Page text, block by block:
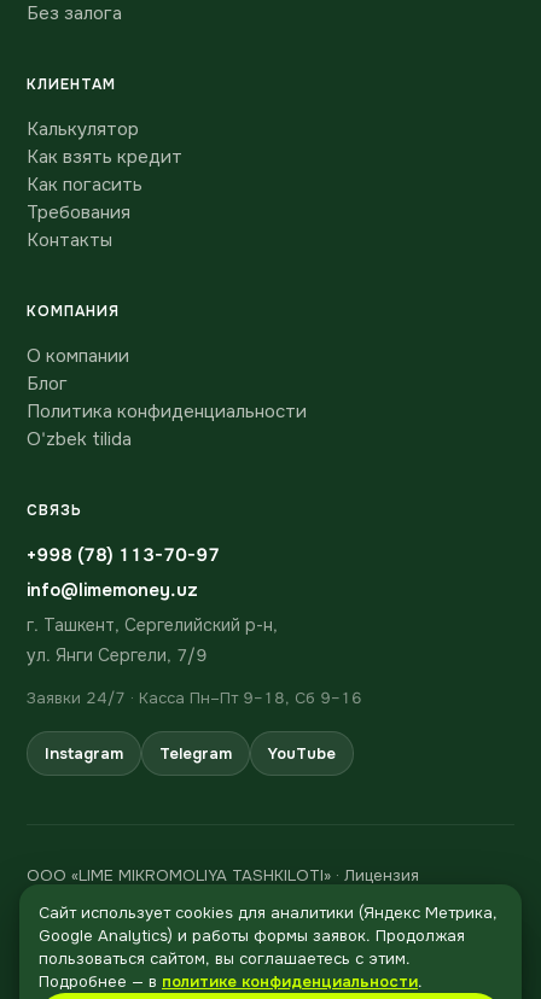
Позвонить
Сайт использует cookies для аналитики (Яндекс Метрика,
Google Analytics) и работы формы заявок. Продолжая
пользоваться сайтом, вы соглашаетесь с этим.
Подробнее — в политике конфиденциальности.
Без залога
КЛИЕНТАМ
Калькулятор
Как взять кредит
Как погасить
Требования
Контакты
КОМПАНИЯ
О компании
Блог
Политика конфиденциальности
O'zbek tilida
СВЯЗЬ
+998 (78) 113-70-97
info@limemoney.uz
г. Ташкент, Сергелийский р-н,
ул. Янги Сергели, 7/9
Заявки 24/7 · Касса Пн–Пт 9–18, Сб 9–16
Instagram Telegram YouTube
ООО «LIME MIKROMOLIYA TASHKILOTI» · Лицензия
Центрального банка Республики Узбекистан № 106 от
06.02.2024
ИНН 310 847 482 · р/с 20208000205705294001 в Asia
Alliance Bank, МФО 01095